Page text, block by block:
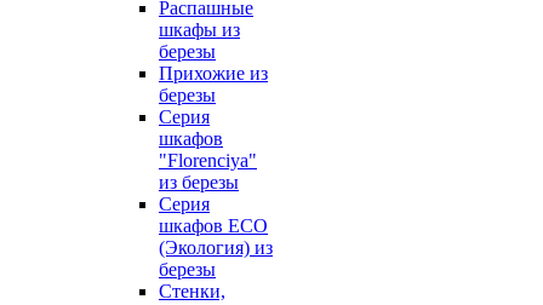
Распашные
шкафы из
березы
Прихожие из
березы
Серия
шкафов
"Florenciya"
из березы
Серия
шкафов ECO
(Экология) из
березы
Стенки,